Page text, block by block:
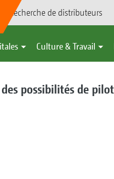
Recherche de distributeurs
Culture & Travail
possibilités de